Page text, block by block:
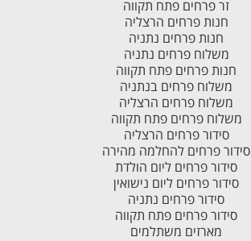
זר פרחים פתח תקווה
חנות פרחים הרצליה
חנות פרחים נתניה
משלוח פרחים נתניה
חנות פרחים פתח תקווה
משלוח פרחים בנתניה
משלוח פרחים הרצליה
משלוח פרחים פתח תקווה
סידור פרחים הרצליה
סידור פרחים להחלמה מהירה
סידור פרחים ליום הולדת
סידור פרחים ליום נישואין
סידור פרחים נתניה
סידור פרחים פתח תקווה
מארזים משתלמים